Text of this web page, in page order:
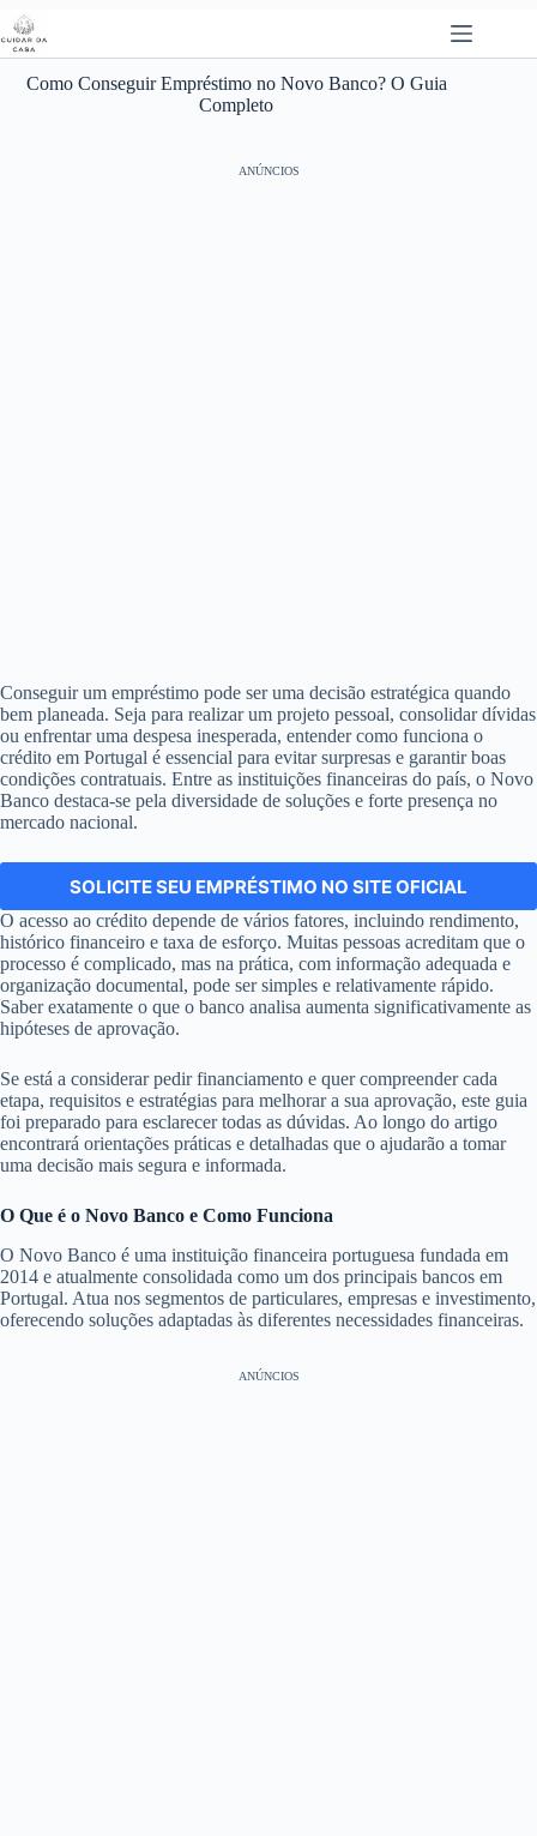
Pular
para
o
conteúdo
Como Conseguir Empréstimo no Novo Banco? O Guia
Completo
ANÚNCIOS
Conseguir um empréstimo pode ser uma decisão estratégica quando
bem planeada. Seja para realizar um projeto pessoal, consolidar dívidas
ou enfrentar uma despesa inesperada, entender como funciona o
crédito em Portugal é essencial para evitar surpresas e garantir boas
condições contratuais. Entre as instituições financeiras do país, o Novo
Banco destaca-se pela diversidade de soluções e forte presença no
mercado nacional.
SOLICITE SEU EMPRÉSTIMO NO SITE OFICIAL
O acesso ao crédito depende de vários fatores, incluindo rendimento,
histórico financeiro e taxa de esforço. Muitas pessoas acreditam que o
processo é complicado, mas na prática, com informação adequada e
organização documental, pode ser simples e relativamente rápido.
Saber exatamente o que o banco analisa aumenta significativamente as
hipóteses de aprovação.
Se está a considerar pedir financiamento e quer compreender cada
etapa, requisitos e estratégias para melhorar a sua aprovação, este guia
foi preparado para esclarecer todas as dúvidas. Ao longo do artigo
encontrará orientações práticas e detalhadas que o ajudarão a tomar
uma decisão mais segura e informada.
O Que é o Novo Banco e Como Funciona
O Novo Banco é uma instituição financeira portuguesa fundada em
2014 e atualmente consolidada como um dos principais bancos em
Portugal. Atua nos segmentos de particulares, empresas e investimento,
oferecendo soluções adaptadas às diferentes necessidades financeiras.
ANÚNCIOS